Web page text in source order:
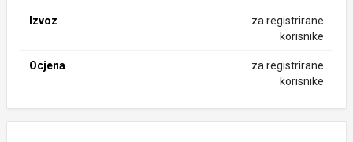
Izvoz
za registrirane
korisnike
Ocjena
za registrirane
korisnike